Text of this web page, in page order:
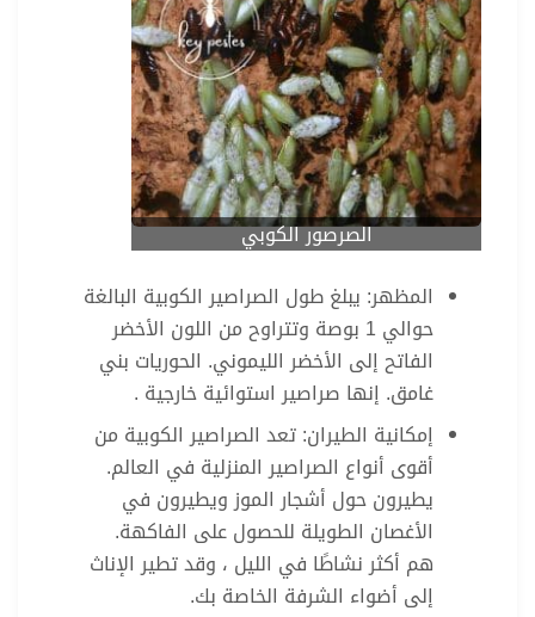
الصرصور الكوبي
المظهر: يبلغ طول الصراصير الكوبية البالغة
حوالي 1 بوصة وتتراوح من اللون الأخضر
الفاتح إلى الأخضر الليموني. الحوريات بني
غامق. إنها صراصير استوائية خارجية .
إمكانية الطيران: تعد الصراصير الكوبية من
أقوى أنواع الصراصير المنزلية في العالم.
يطيرون حول أشجار الموز ويطيرون في
الأغصان الطويلة للحصول على الفاكهة.
هم أكثر نشاطًا في الليل ، وقد تطير الإناث
إلى أضواء الشرفة الخاصة بك.